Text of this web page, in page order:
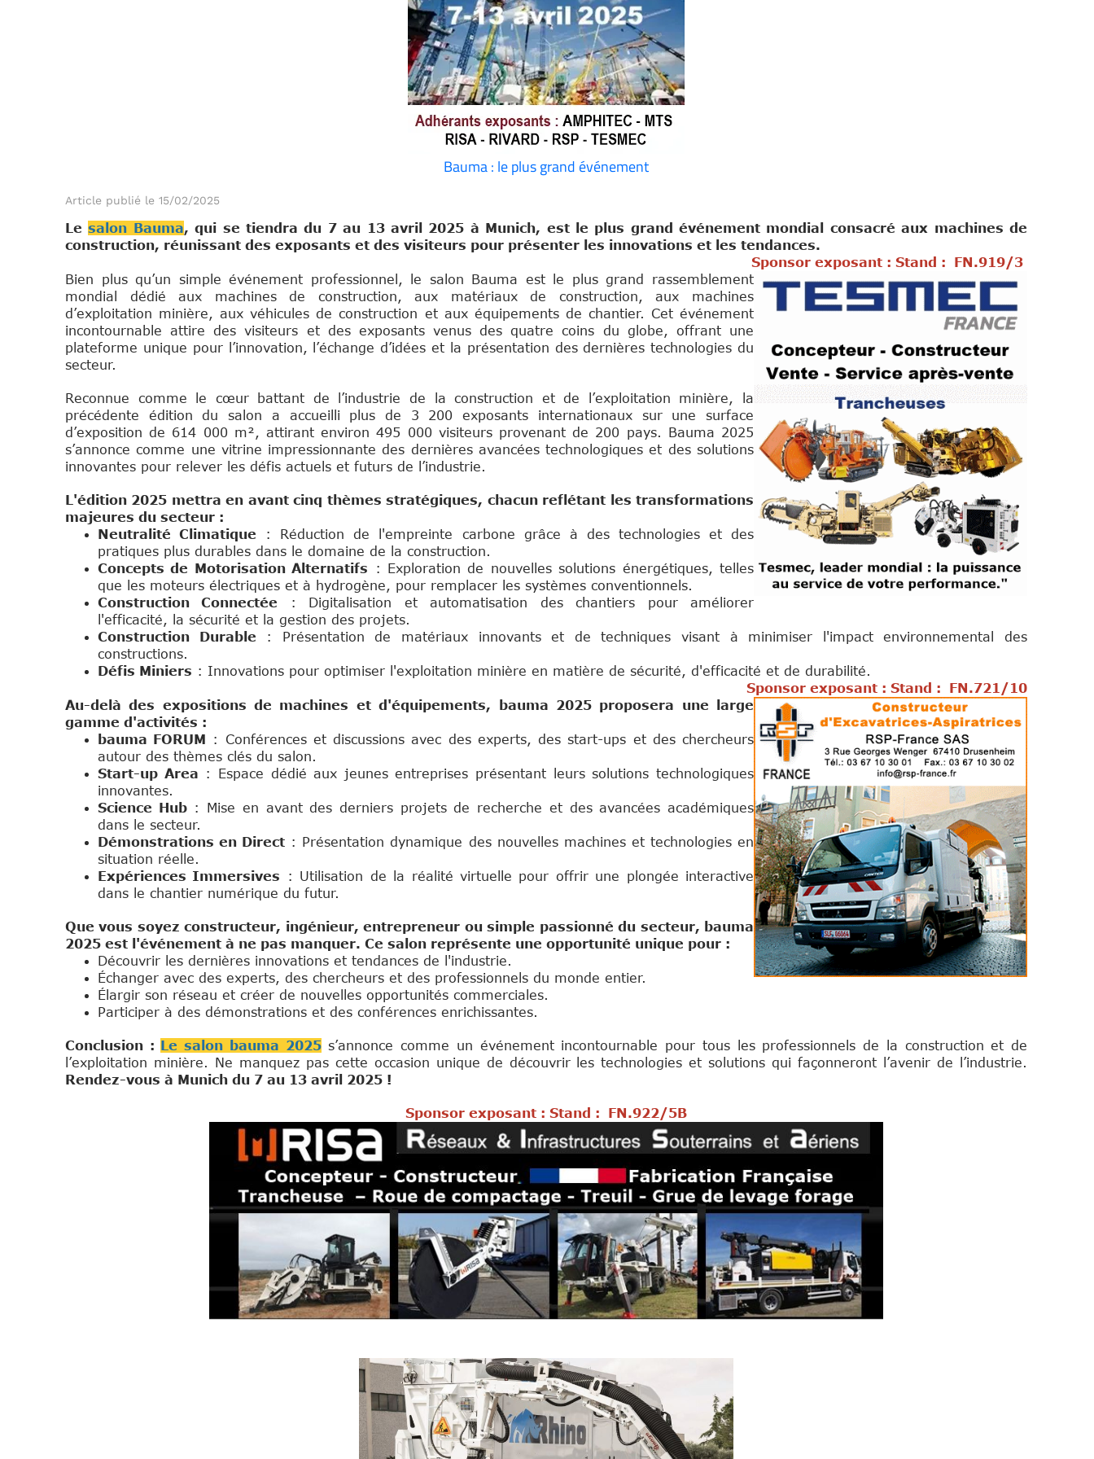
Bauma : le plus grand événement
Article publié le 15/02/2025
Lesalon Bauma, qui se tiendra du 7 au 13 avril 2025 à Munich, est le plus grand événement mondial consacré aux machines de
construction, réunissant des exposants et des visiteurs pour présenter les innovations et les tendances.
Sponsor exposant : Stand :
FN.919/3
Bien plus qu’un simple événement professionnel, le salon Bauma est le plus grand rassemblement
mondial dédié aux machines de construction, aux matériaux de construction, aux machines
d’exploitation minière, aux véhicules de construction et aux équipements de chantier. Cet événement
incontournable attire des visiteurs et des exposants venus des quatre coins du globe, offrant une
plateforme unique pour l’innovation, l’échange d’idées et la présentation des dernières technologies du
secteur.
Reconnue comme le cœur battant de l’industrie de la construction et de l’exploitation minière, la
précédente édition du salon a accueilli plus de 3 200 exposants internationaux sur une surface
d’exposition de 614 000 m², attirant environ 495 000 visiteurs provenant de 200 pays. Bauma 2025
s’annonce comme une vitrine impressionnante des dernières avancées technologiques et des solutions
innovantes pour relever les défis actuels et futurs de l’industrie.
L'édition 2025 mettra en avant cinq thèmes stratégiques, chacun reflétant les transformations
majeures du secteur :
Neutralité Climatique : Réduction de l'empreinte carbone grâce à des technologies et des
pratiques plus durables dans le domaine de la construction.
Concepts de Motorisation Alternatifs : Exploration de nouvelles solutions énergétiques, telles
que les moteurs électriques et à hydrogène, pour remplacer les systèmes conventionnels.
Construction Connectée : Digitalisation et automatisation des chantiers pour améliorer
l'efficacité, la sécurité et la gestion des projets.
Construction Durable : Présentation de matériaux innovants et de techniques visant à minimiser l'impact environnemental des
constructions.
Défis Miniers : Innovations pour optimiser l'exploitation minière en matière de sécurité, d'efficacité et de durabilité.
Sponsor exposant : Stand :
FN.721/10
Au-delà des expositions de machines et d'équipements, bauma 2025 proposera une large
gamme d'activités :
bauma FORUM : Conférences et discussions avec des experts, des start-ups et des chercheurs
autour des thèmes clés du salon.
Start-up Area : Espace dédié aux jeunes entreprises présentant leurs solutions technologiques
innovantes.
Science Hub: Mise en avant des derniers projets de recherche et des avancées académiques
dans le secteur.
Démonstrations en Direct : Présentation dynamique des nouvelles machines et technologies en
situation réelle.
Expériences Immersives : Utilisation de la réalité virtuelle pour offrir une plongée interactive
dans le chantier numérique du futur.
Que vous soyez constructeur, ingénieur, entrepreneur ou simple passionné du secteur, bauma
2025 est l'événement à ne pas manquer. Ce salon représente une opportunité unique pour :
Découvrir les dernières innovations et tendances de l'industrie.
Échanger avec des experts, des chercheurs et des professionnels du monde entier.
Élargir son réseau et créer de nouvelles opportunités commerciales.
Participer à des démonstrations et des conférences enrichissantes.
Conclusion : Le salon bauma 2025s’annonce comme un événement incontournable pour tous les professionnels de la construction et de
l’exploitation minière. Ne manquez pas cette occasion unique de découvrir les technologies et solutions qui façonneront l’avenir de l’industrie.
Rendez-vous à Munich du 7 au 13 avril 2025 !
Sponsor exposant : Stand : FN.922/5B